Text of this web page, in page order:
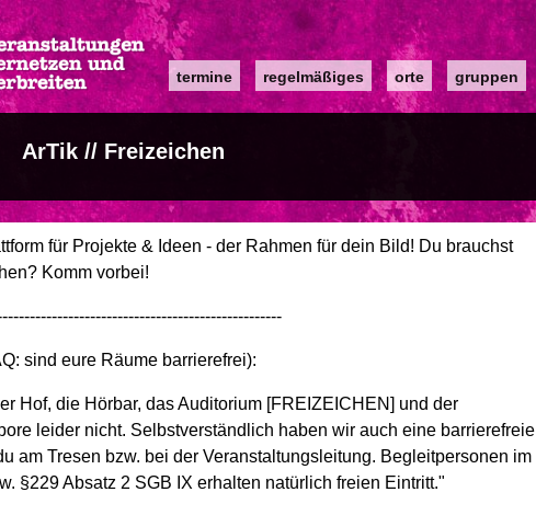
Main
navigation
termine regelmäßiges orte gruppen
ArTik // Freizeichen
für Projekte & Ideen - der Rahmen für dein Bild! Du brauchst
Komm vorbei!
sind eure Räume barrierefrei):
Hof, die Hörbar, das Auditorium [FREIZEICHEN] und der
leider nicht. Selbstverständlich haben wir auch eine barrierefreie
am Tresen bzw. bei der Veranstaltungsleitung. Begleitpersonen im
§229 Absatz 2 SGB IX erhalten natürlich freien Eintritt."